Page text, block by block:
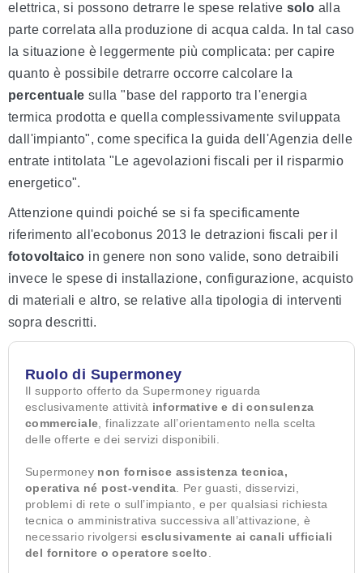
elettrica, si possono detrarre le spese relative solo alla
parte correlata alla produzione di acqua calda. In tal caso
la situazione è leggermente più complicata: per capire
quanto è possibile detrarre occorre calcolare la
percentuale sulla "base del rapporto tra l'energia
termica prodotta e quella complessivamente sviluppata
dall'impianto", come specifica la guida dell'Agenzia delle
entrate intitolata "Le agevolazioni fiscali per il risparmio
energetico".
Attenzione quindi poiché se si fa specificamente
riferimento all'ecobonus 2013 le detrazioni fiscali per il
fotovoltaico in genere non sono valide, sono detraibili
invece le spese di installazione, configurazione, acquisto
di materiali e altro, se relative alla tipologia di interventi
sopra descritti.
Ruolo di Supermoney
Il supporto offerto da Supermoney riguarda
esclusivamente attività informative e di consulenza
commerciale , finalizzate all’orientamento nella scelta
delle offerte e dei servizi disponibili.
Supermoney non fornisce assistenza tecnica,
operativa né post-vendita . Per guasti, disservizi,
problemi di rete o sull’impianto, e per qualsiasi richiesta
tecnica o amministrativa successiva all’attivazione, è
necessario rivolgersi esclusivamente ai canali ufficiali
del fornitore o operatore scelto